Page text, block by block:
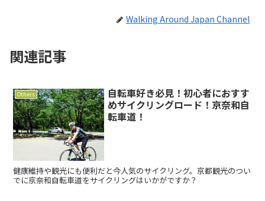
Walking Around Japan Channel
関連記事
Others
自転車好き必見！初心者におすす
めサイクリングロード！京奈和自
転車道！
健康維持や観光にも便利だと今人気のサイクリング。京都観光のつい
でに京奈和自転車道をサイクリングはいかがですか？